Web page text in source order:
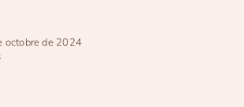
octobre de 2024